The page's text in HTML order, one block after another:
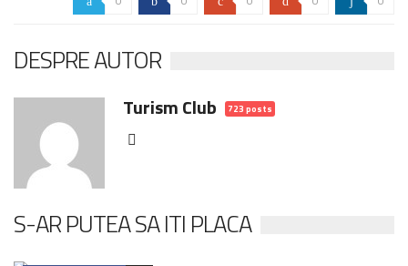
DESPRE AUTOR
Turism Club 723 posts
S-AR PUTEA SA ITI PLACA